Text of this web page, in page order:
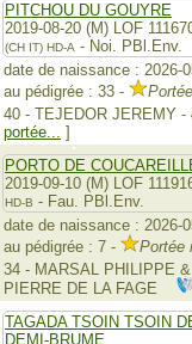
PITCHOU DU GOUYRE
2019-08-20 (M) LOF
(CH IT) HD-A - Noi. PBl.Env.
date de naissance : 2026-
au pédigrée : 33 -
40 - TEJEDOR JEREMY
portée... ]
PORTO DE
2019-09-10 (M) LOF
HD-B - Fau. PBl.Env.
date de naissance : 2026-
au pédigrée : 7 -
Portée
34 - MARSAL PHILIPPE
PIERRE DE LA FAGE
TAGADA TSOIN TSOIN
DEMI-BRUME